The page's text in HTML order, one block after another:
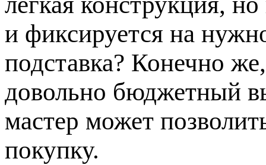
и фиксируется на
подставка? Конечно
довольно бюджетный
мастер может
покупку.